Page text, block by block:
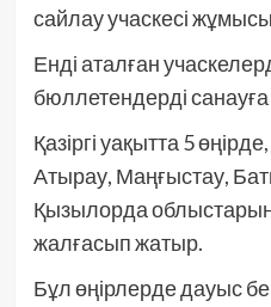
сайлау учаскесі
Енді аталған
бюллетендерді санауға
Қазіргі уақытта 5
Атырау, Маңғыстау,
Қызылорда
жалғасып жатыр.
Бұл өңірлерде дауыс